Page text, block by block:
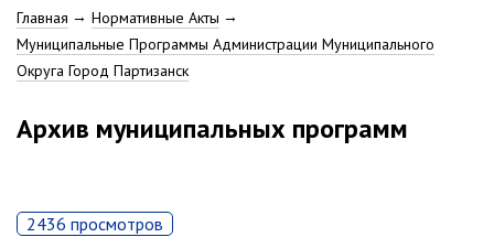
Электронная почта
Местные налоги
Гражданская оборона
Расписание электричек
Партизанск
Строка
навигации
Главная
Нормативные Акты
Муниципальные Программы Администрации Муниципального
Округа Город Партизанск
Архив муниципальных программ
2436 просмотров